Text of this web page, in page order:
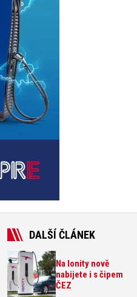
DALŠÍ ČLÁNEK
Na Ionity nově
nabijete i s čipem
ČEZ